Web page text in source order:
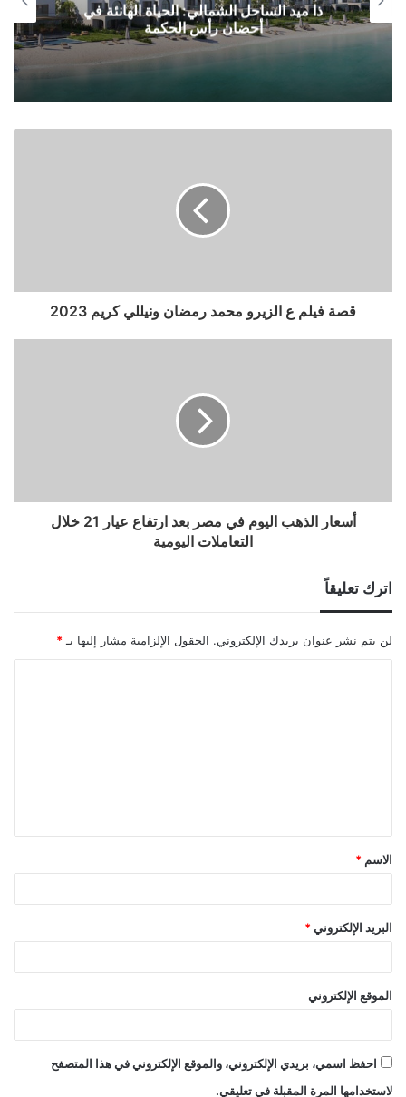
ذا ميد الساحل الشمالي: الحياة الهانئة في
أحضان رأس الحكمة
قصة فيلم ع الزيرو محمد رمضان ونيللي كريم 2023
أسعار الذهب اليوم في مصر بعد ارتفاع عيار 21 خلال
التعاملات اليومية
اترك تعليقاً
لن يتم نشر عنوان بريدك الإلكتروني. الحقول الإلزامية مشار إليها بـ *
ق
*
الاسم *
البريد الإلكتروني *
الموقع الإلكتروني
احفظ اسمي، بريدي الإلكتروني، والموقع الإلكتروني في هذا المتصفح
لاستخدامها المرة المقبلة في تعليقي.